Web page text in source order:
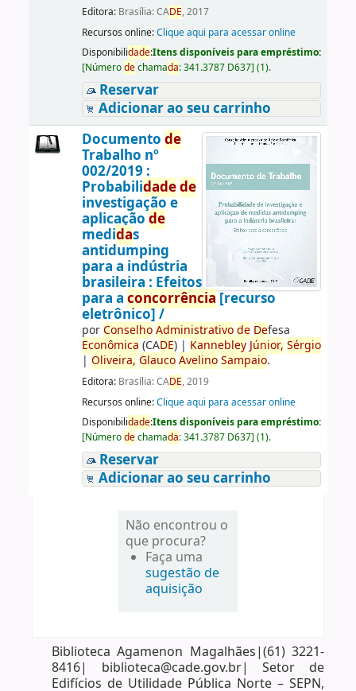
Editora: Brasília: CADE, 2017
Recursos online:Clique aqui para acessar online
Disponibilidade:Itens disponíveis para empréstimo:
[Númerodechamada:341.3787 D637] (1).
Reservar
Adicionar ao seu carrinho
Documento de
Trabalho nº
002/2019 :
Probabilidadede
investigação e
aplicação de
medidas
antidumping
para a indústria
brasileira : Efeitos
para a concorrência [recurso
eletrônico] /
porConselho Administrativo de Defesa
Econômica (CADE)| Kannebley Júnior, Sérgio
| Oliveira, Glauco Avelino Sampaio.
Editora: Brasília: CADE, 2019
Recursos online:Clique aqui para acessar online
Disponibilidade:Itens disponíveis para empréstimo:
[Númerodechamada:341.3787 D637] (1).
Reservar
Adicionar ao seu carrinho
Não encontrou o
que procura?
Faça uma
sugestão de
aquisição
Biblioteca Agamenon Magalhães|(61) 3221-
8416| biblioteca@cade.gov.br| Setor de
Edifícios de Utilidade Pública Norte – SEPN,